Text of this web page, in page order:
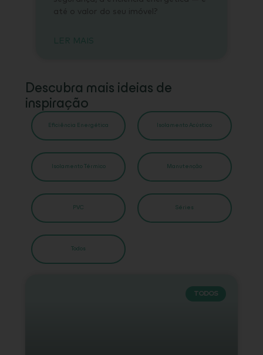
LER MAIS
Descubra mais ideias de
inspiração
Eficiência Energética Isolamento Acústico
Isolamento Térmico Manutenção
PVC Séries
Todos
TODOS